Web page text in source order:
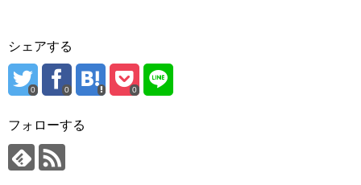
シェアする
0 0 0
フォローする